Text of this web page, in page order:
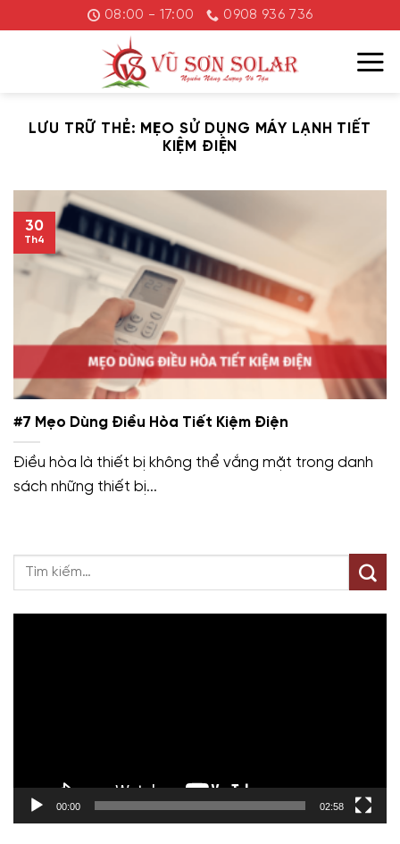
đến
08:00 - 17:00 0908 936 736
LƯU TRỮ THẺ: MẸO SỬ DỤNG MÁY LẠNH TIẾT
KIỆM ĐIỆN
#7 Mẹo Dùng Điều Hòa Tiết Kiệm Điện
Điều hòa là thiết bị không thể vắng mặt trong danh
sách những thiết bị...
30
Th4
00:00 02:58